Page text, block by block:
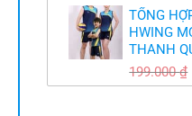
TỔNG
HWING
THANH
199.000₫